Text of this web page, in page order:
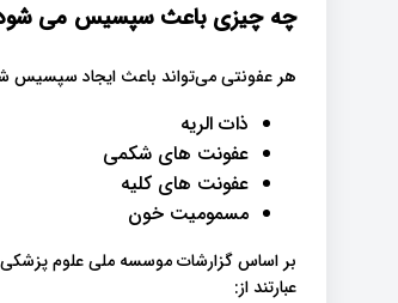
چه چیزی باعث سپسیس می
هر عفونتی می‌تواند باعث ایجاد سپسیس
ذات الریه
عفونت های شکمی
عفونت های کلیه
مسمومیت خون
بر اساس گزارشات موسسه ملی علوم پزشکی
عبارتند از: